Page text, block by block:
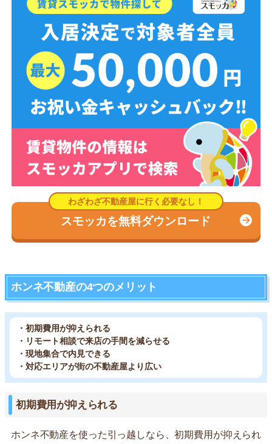
スモッカを無料ダウンロード
ホンネ不動産の4つのメリット
・初期費用が抑えられる
・リモート相談で来店の手間を減らせる
・現地集合で内見できる
・対応エリアが街の不動産屋より広い
初期費用が抑えられる
ホンネ不動産を使った引っ越しなら、初期費用が抑えられ